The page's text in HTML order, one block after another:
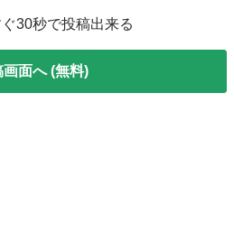
30秒で投稿出来る
画面へ (無料)